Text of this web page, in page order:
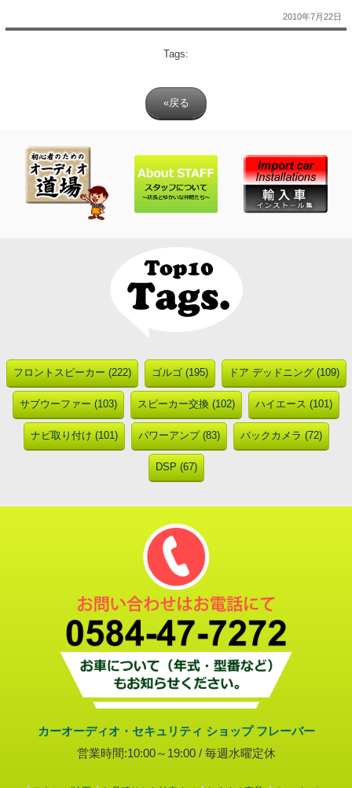
2010年7月22日
Tags:
«戻る
フロントスピーカー (222) ゴルゴ (195) ドア デッドニング (109)
サブウーファー (103) スピーカー交換 (102) ハイエース (101)
ナビ取り付け (101) パワーアンプ (83) バックカメラ (72)
DSP (67)
カーオーディオ・セキュリティ ショップ フレーバー
営業時間:10:00～19:00 / 毎週水曜定休